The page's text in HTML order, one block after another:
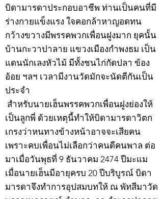
บิดามารดาประกอบอาชีพ ท่านเป็นคนที่มี
ร่างกายแข็งแรง ใจคอกล้าหาญอดทน
กว้างขวางมีพรรคพวกเพื่อนฝูงมาก ยุคนั้น
บ้านกะวาปาลาย แขวงเมืองกำพงธม เป็น
แดนนักเลงหัวไม้ มีทั้งชนไก่กัดปลา ข้อง
อ้อย ฯลฯ เวลามีงานวัดมักจะนัดตีกันเป็น
ประจำ
สำหรับนายเฮ็นพรรคพวกเพื่อนฝูงย่องให้
เป็นลูกพี่ ด้วยเหตุนี้ทำให้บิดามารดาวิตก
เกรงว่าหนทางข้างหน้าอาจจะเสียคน
เพราะคบเพื่อนไม่เลือกว่าคนดีคนพาล ต่อ
มาเมื่อวันพุธที่ 9 ธันวาคม 2474 ปีมะแม
เมื่อนายเฮ็นมีอายุครบ 20 ปีบริบูรณ์ บิดา
มารดาจึงทำการอุปสมบทให้ ณ พัทสีมาวัด